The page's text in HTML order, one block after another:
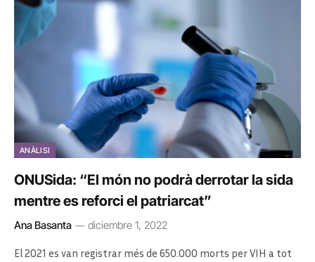
ANÀLISI
ONUSida: “El món no podrà derrotar la sida
mentre es reforci el patriarcat”
Ana Basanta diciembre 1, 2022
El 2021 es van registrar més de 650.000 morts per VIH a tot